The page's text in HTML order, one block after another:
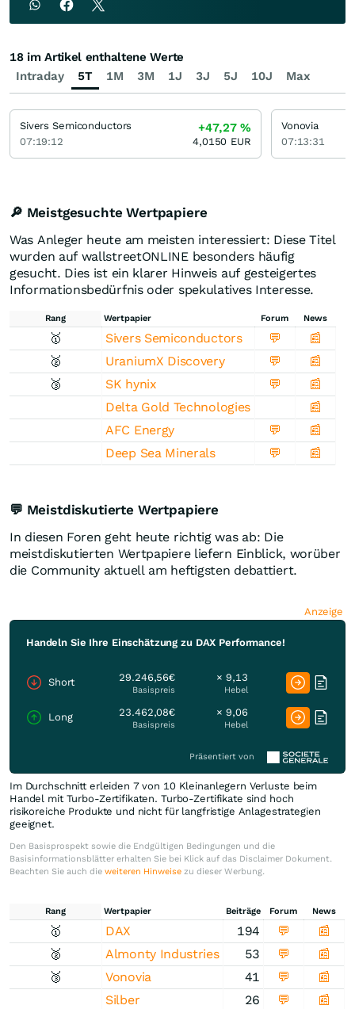
🔎 Meistgesuchte Wertpapiere
Was Anleger heute am meisten interessiert: Diese Titel
wurden auf wallstreetONLINE besonders häufig
gesucht. Dies ist ein klarer Hinweis auf gesteigertes
Informationsbedürfnis oder spekulatives Interesse.
Rang Wertpapier Forum News
🥇 Sivers Semiconductors 💬
📰
🥈
UraniumX Discovery 💬
📰
🥉
SK hynix 💬
📰
Delta Gold Technologies
📰
AFC Energy
💬
📰
Deep Sea Minerals
💬 📰
💬 Meistdiskutierte Wertpapiere
In diesen Foren geht heute richtig was ab: Die
meistdiskutierten Wertpapiere liefern Einblick, worüber
die Community aktuell am heftigsten debattiert.
Anzeige
Handeln Sie Ihre Einschätzung zu DAX Performance!
Short 29.246,56€
Basispreis
× 9,13
Hebel
Long 23.462,08€
Basispreis
× 9,06
Hebel
Präsentiert von
Im Durchschnitt erleiden 7 von 10 Kleinanlegern Verluste beim
Handel mit Turbo-Zertifikaten. Turbo-Zertifikate sind hoch
risikoreiche Produkte und nicht für langfristige Anlagestrategien
geeignet.
Den Basisprospekt sowie die Endgültigen Bedingungen und die
Basisinformationsblätter erhalten Sie bei Klick auf das Disclaimer Dokument.
Beachten Sie auch die weiteren Hinweise zu dieser Werbung.
Rang Wertpapier Beiträge Forum News
🥇 DAX 194 💬
📰
🥈
Almonty Industries 53 💬
📰
🥉
Vonovia 41 💬
📰
Silber
26 💬
📰
Intraday 5T 1M 3M 1J 3J 5J 10J Max
18 im Artikel enthaltene Werte
Sivers Semiconductors
07:19:12
+47,27%
4,0150 EUR
Vonovia
07:13:31